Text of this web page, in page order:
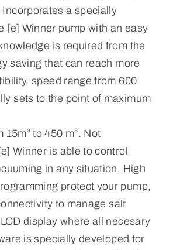
a specially
[e] Winner pump with an easy
is required from the
saving that can reach more
speed range from 600
sets to the point of maximum
to 450 m³. Not
Winner is able to control
in any situation. High
protect your pump,
to manage salt
display where all necesary
is specially developed for